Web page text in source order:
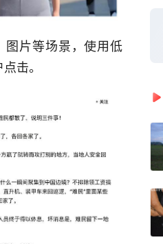
图片等场景，使用低
击。